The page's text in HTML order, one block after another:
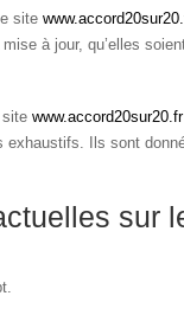
site
à jour, qu’elles
sitewww.accord20sur20.fr
Ils sont
sur